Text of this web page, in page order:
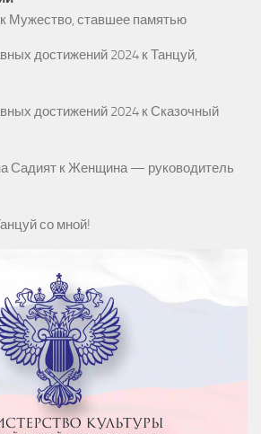
Мужество, ставшее памятью
достижений 2024 кТанцуй,
достижений 2024 кСказочный
Садият кЖенщина — руководитель
со мной!